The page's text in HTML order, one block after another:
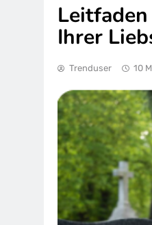
Ihrer
Trenduser 10